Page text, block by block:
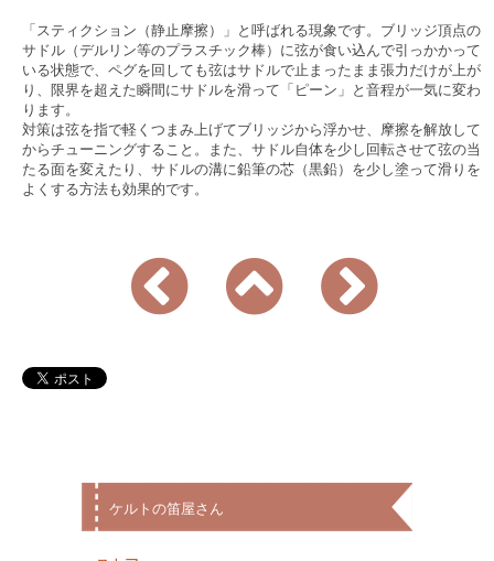
「スティクション（静止摩擦）」と呼ばれる現象です。ブリッジ頂点の
サドル（デルリン等のプラスチック棒）に弦が食い込んで引っかかって
いる状態で、ペグを回しても弦はサドルで止まったまま張力だけが上が
り、限界を超えた瞬間にサドルを滑って「ピーン」と音程が一気に変わ
ります。
対策は弦を指で軽くつまみ上げてブリッジから浮かせ、摩擦を解放して
からチューニングすること。また、サドル自体を少し回転させて弦の当
たる面を変えたり、サドルの溝に鉛筆の芯（黒鉛）を少し塗って滑りを
よくする方法も効果的です。
ケルトの笛屋さん